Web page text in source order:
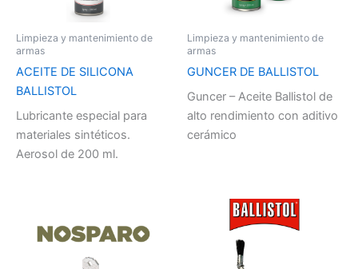
Limpieza y mantenimiento de
armas
ACEITE DE SILICONA
BALLISTOL
Lubricante especial para
materiales sintéticos.
Aerosol de 200 ml.
Limpieza y mantenimiento de
armas
GUNCER DE BALLISTOL
Guncer – Aceite Ballistol de
alto rendimiento con aditivo
cerámico